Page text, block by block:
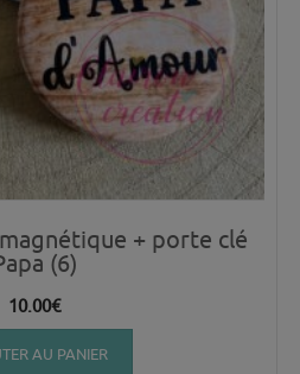
+ porte clé
(6)
10.00€
AU PANIER